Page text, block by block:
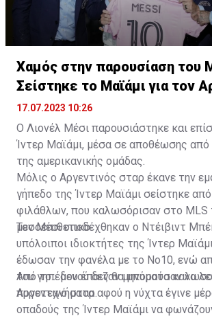
Χαμός στην παρουσίαση του
Σείστηκε το Μαϊάμι για τον
σταρ
17.07.2023 10:26
Ο Λιονέλ Μέσι παρουσιάστηκε και
Ίντερ Μαϊάμι, μέσα σε αποθέωσης
της αμερικανικής ομάδας.
Μόλις ο Αργεντινός σταρ έκανε την
γήπεδο της Ίντερ Μαϊάμι σείστηκε
φιλάθλων, που καλωσόρισαν στο MLS
μεσοεπιθετικό.
Τον Μέσι υποδέχθηκαν ο Ντέιβιντ
υπόλοιποι ιδιοκτήτες της Ίντερ
έδωσαν την φανέλα με το Νο10, ενώ
του γηπέδου έπαιζαν μηνύματα
Αργεντινό σταρ.
Από το... μενού δεν θα μπορούσαν να
πυροτεχνήματα αφού η νύχτα έγινε
οπαδούς της Ίντερ Μαϊάμι να